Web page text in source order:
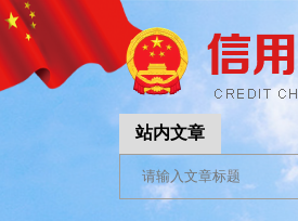
站内文章